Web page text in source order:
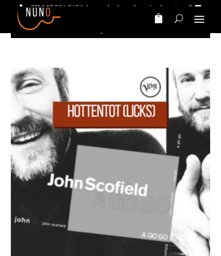
+351 963 504 545 (chamada da rede móvel nacional)
nunomarinhomusic@gmail.com